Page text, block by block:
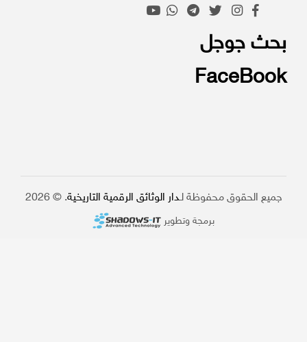
بحث جوجل
FaceBook
جميع الحقوق محفوظة لـ دار الوثائق الرقمية التاريخية. © 2026
برمجة وتطوير